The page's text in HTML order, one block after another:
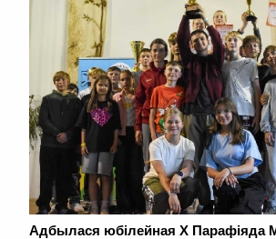
Адбылася юбілейная Х Парафіяда